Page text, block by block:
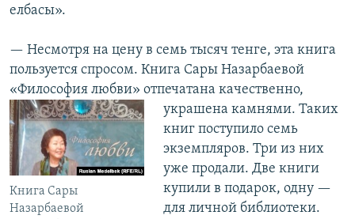
елбасы».
— Несмотря на цену в семь тысяч тенге, эта книга
пользуется спросом. Книга Сары Назарбаевой
«Философия любви» отпечатана качественно,
украшена камнями.
Книга Сары
Назарбаевой
Таких
книг поступило семь
экземпляров. Три из них
уже продали. Две книги
купили в подарок, одну —
для личной библиотеки.